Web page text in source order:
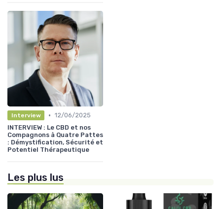
Interview • 12/06/2025
INTERVIEW : Le CBD et nos
Compagnons à Quatre Pattes
: Démystification, Sécurité et
Potentiel Thérapeutique
Les plus lus